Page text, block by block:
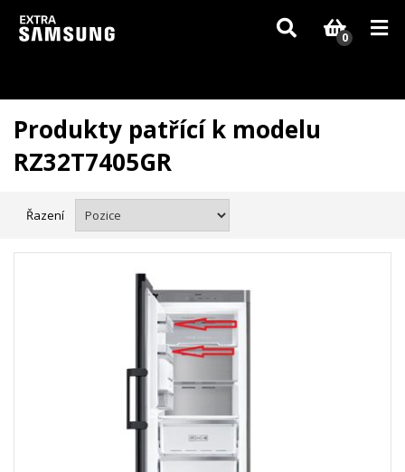
Vzhledem k aktuální situaci se může dodání dílů, které nejsou skladem,
zpozdit. Děkujeme za pochopení.
0
Produkty patřící k modelu
RZ32T7405GR
Řazení